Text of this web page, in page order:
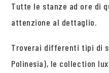
Tutte le stanze ad ore di
attenzione al dettaglio.
Troverai differenti tipi di
Polinesia), le collection